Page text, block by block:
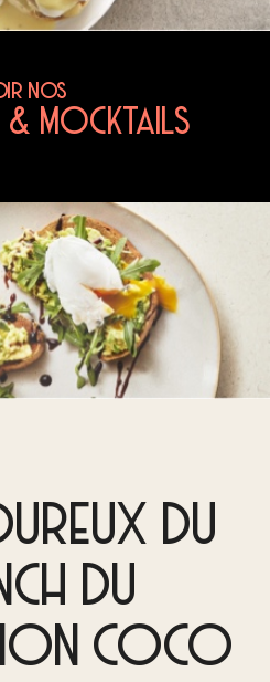
nos
& MOCKTAILS
DU
DU
COCO